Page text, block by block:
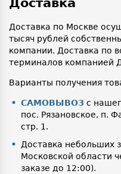
Доставка
Доставка по Москве
тысяч рублей
компании. Доставка по
терминалов компанией
Варианты получения
САМОВЫВОЗ с
пос. Рязановское, п.
стр. 1.
Доставка небольших
Московской области
заказе до 12:00).